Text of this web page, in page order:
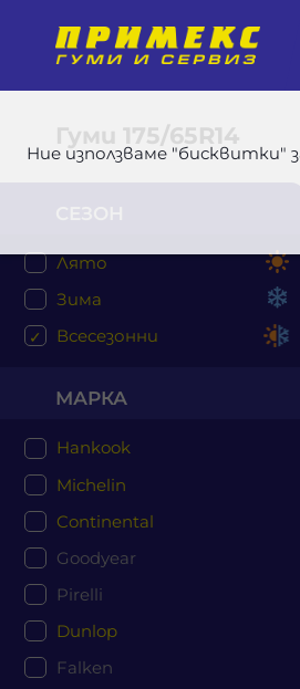
Ние използваме "бисквитки"
Гуми 175/65R14
Лято
Зима
Всесезонни
МАРКА
Hankook
Michelin
Continental
Goodyear
Pirelli
Dunlop
Falken